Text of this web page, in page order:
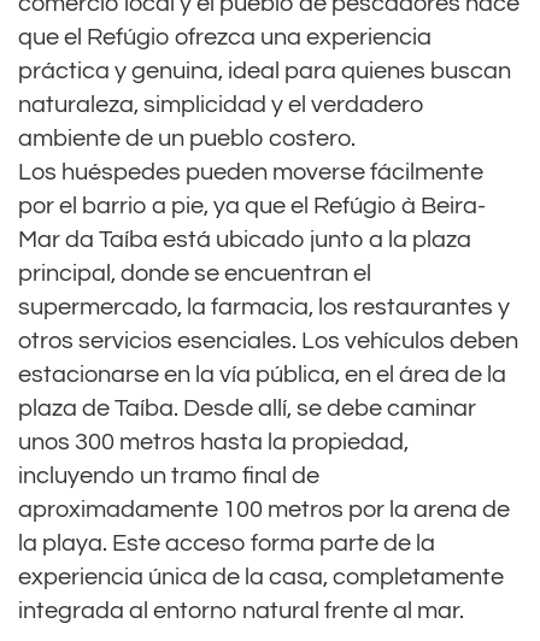
que el Refúgio ofrezca una experiencia
práctica y genuina, ideal para quienes buscan
naturaleza, simplicidad y el verdadero
ambiente de un pueblo costero.
Los huéspedes pueden moverse fácilmente
por el barrio a pie, ya que el Refúgio à Beira-
Mar da Taíba está ubicado junto a la plaza
principal, donde se encuentran el
supermercado, la farmacia, los restaurantes y
otros servicios esenciales. Los vehículos deben
estacionarse en la vía pública, en el área de la
plaza de Taíba. Desde allí, se debe caminar
unos 300 metros hasta la propiedad,
incluyendo un tramo final de
aproximadamente 100 metros por la arena de
la playa. Este acceso forma parte de la
experiencia única de la casa, completamente
integrada al entorno natural frente al mar.